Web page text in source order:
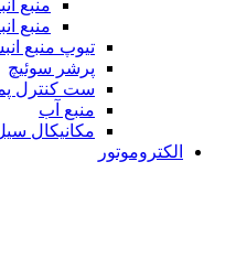
منبع
منبع
تیوپ منبع
پرشر سوئیچ
ست کنترل
منبع آب
مکانیکال
الکتروموتور